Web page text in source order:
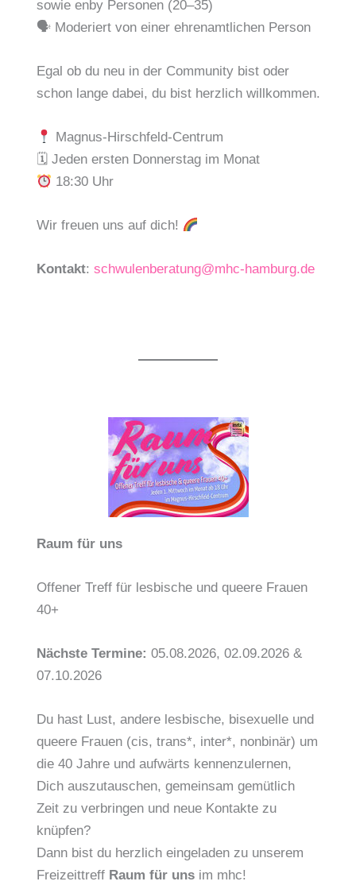
sowie enby Personen (20–35)
🗣 Moderiert von einer ehrenamtlichen Person
Egal ob du neu in der Community bist oder
schon lange dabei, du bist herzlich willkommen.
Magnus-Hirschfeld-Centrum
🗓 Jeden ersten Donnerstag im Monat
18:30 Uhr
Wir freuen uns auf dich!
Kontakt: schwulenberatung@mhc-hamburg.de
Raum für uns
Offener Treff für lesbische und queere Frauen
40+
Nächste Termine: 05.08.2026, 02.09.2026 &
07.10.2026
Du hast Lust, andere lesbische, bisexuelle und
queere Frauen (cis, trans*, inter*, nonbinär) um
die 40 Jahre und aufwärts kennenzulernen,
Dich auszutauschen, gemeinsam gemütlich
Zeit zu verbringen und neue Kontakte zu
knüpfen?
Dann bist du herzlich eingeladen zu unserem
Freizeittreff Raum für unsim mhc!